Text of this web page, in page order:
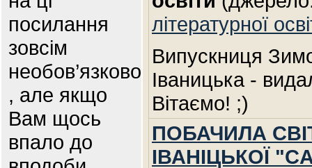
посилання
зовсім
необов’язково
, але якщо
Вам щось
впало до
літературної
Випускниця
Іваницька -
Вітаємо! ;)
ПОБАЧИЛА
ІВАНІЦЬКОЇ